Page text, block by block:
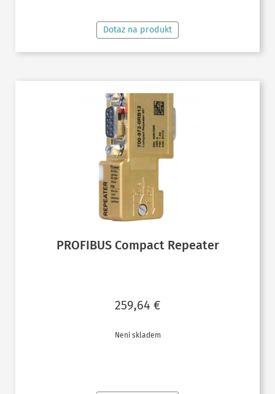
Dotaz na produkt
PROFIBUS Compact Repeater
259,64 €
Není skladem